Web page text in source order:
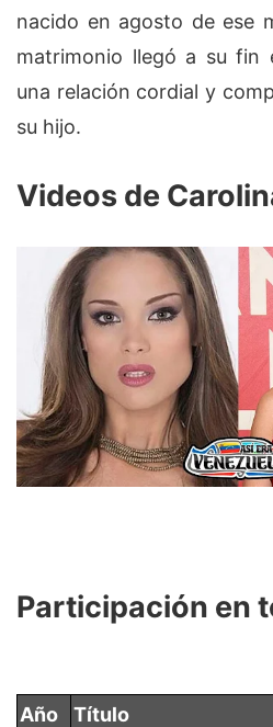
nacido en agosto de ese
matrimonio llegó a su fin
una relación cordial y
su hijo.
Videos de
Participación en
Año Título